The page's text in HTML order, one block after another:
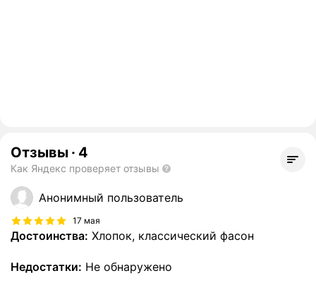
Отзывы · 4
Как Яндекс проверяет отзывы
Анонимный пользователь
17 мая
Достоинства: Хлопок, классический фасон
Недостатки: Не обнаружено